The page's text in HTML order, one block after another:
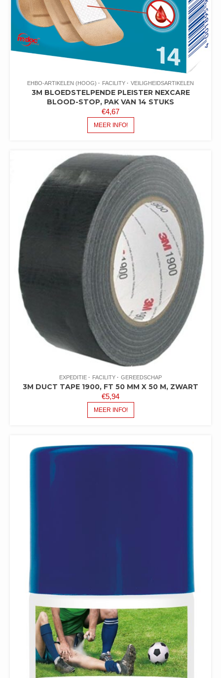
EHBO-ARTIKELEN (HOOG) FACILITY VEILIGHEIDSARTIKELEN
3M BLOEDSTELPENDE PLEISTER NEXCARE
BLOOD-STOP, PAK VAN 14 STUKS
€4,67
MEER INFO!
EXPEDITIE FACILITY GEREEDSCHAP
3M DUCT TAPE 1900, FT 50 MM X 50 M, ZWART
€5,94
MEER INFO!